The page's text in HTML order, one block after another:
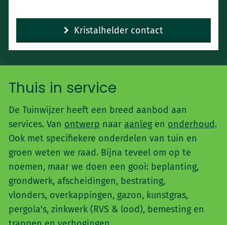
Kristalhelder contact
Thuis in service
De Tuinwijzer heeft een breed aanbod aan
services. Van ontwerp naar aanlegen onderhoud.
Ook met specifiekere onderdelen van tuin en
groen weten we raad. Bijna teveel om op te
noemen, maar we doen een gooi: beplanting,
grondwerk, afscheidingen, bestrating,
vlonders, overkappingen, gazon, kunstgras,
pergola's, zinkwerk (RVS & lood), bemesting en